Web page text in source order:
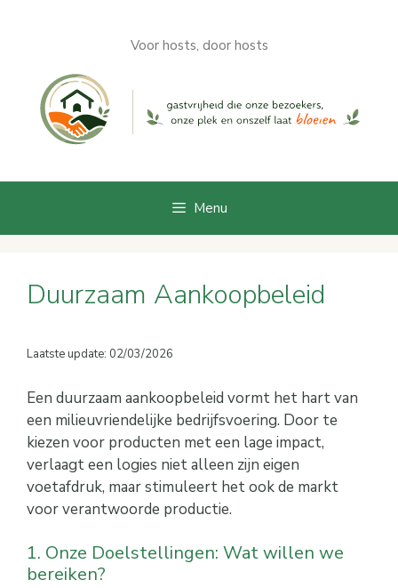
Voor hosts, door hosts
Menu
Duurzaam Aankoopbeleid
Laatste update: 02/03/2026
Een duurzaam aankoopbeleid vormt het hart van
een milieuvriendelijke bedrijfsvoering. Door te
kiezen voor producten met een lage impact,
verlaagt een logies niet alleen zijn eigen
voetafdruk, maar stimuleert het ook de markt
voor verantwoorde productie.
1. Onze Doelstellingen: Wat willen we
bereiken?